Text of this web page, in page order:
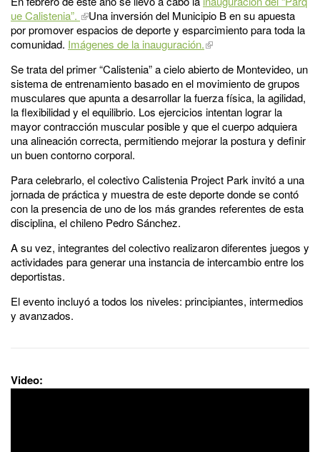
ue Calistenia”.
Una inversión del Municipio B en su apuesta
por promover espacios de deporte y esparcimiento para toda la
comunidad. Imágenes de la inauguración.
Se trata del primer “Calistenia” a cielo abierto de Montevideo, un
sistema de entrenamiento basado en el movimiento de grupos
musculares que apunta a desarrollar la fuerza física, la agilidad,
la flexibilidad y el equilibrio. Los ejercicios intentan lograr la
mayor contracción muscular posible y que el cuerpo adquiera
una alineación correcta, permitiendo mejorar la postura y definir
un buen contorno corporal.
Para celebrarlo, el colectivo Calistenia Project Park invitó a una
jornada de práctica y muestra de este deporte donde se contó
con la presencia de uno de los más grandes referentes de esta
disciplina, el chileno Pedro Sánchez.
A su vez, integrantes del colectivo realizaron diferentes juegos y
actividades para generar una instancia de intercambio entre los
deportistas.
El evento incluyó a todos los niveles: principiantes, intermedios
y avanzados.
Video: